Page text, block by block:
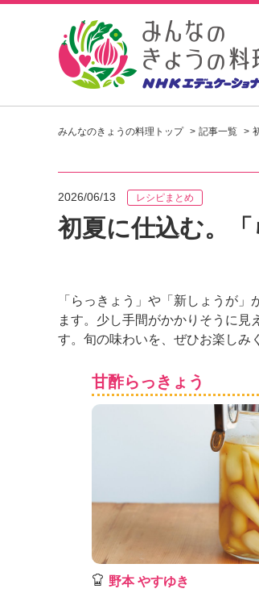
みんなのきょうの料理トップ 記事一覧
2026/06/13 レシピまとめ
初夏に仕込む。
「らっきょう」や「新しょうが
ます。少し手間がかかりそうに
す。旬の味わいを、ぜひお楽しみ
甘酢らっきょう
野本 やすゆき